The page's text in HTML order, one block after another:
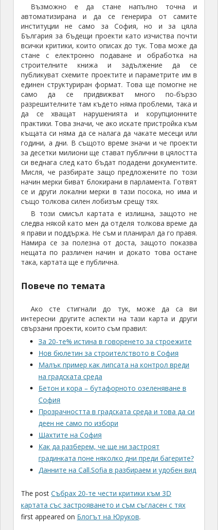
Възможно е да стане напълно точна и
автоматизирана и да се генерира от самите
институции не само за София, но и за цяла
България за бъдещи проекти като изчиства почти
всички критики, които описах до тук. Това може да
стане с електронно подаване и обработка на
строителните книжа и задължение да се
публикуват схемите проектите и параметрите им в
единен структуриран формат. Това ще помогне не
само да се придвижват много по-бързо
разрешителните там където няма проблеми, така и
да се хващат нарушенията и корупционните
практики. Това значи, че ако искате пристройка към
къщата си няма да се налага да чакате месеци или
години, а дни. В същото време значи и че проекти
за десетки милиони ще стават публични в цялостта
си веднага след като бъдат подадени документите.
Мисля, че разбирате защо предложените по този
начин мерки биват блокирани в парламента. Готвят
се и други локални мерки в тази посока, но има и
също толкова силен лобизъм срещу тях.
В този смисъл картата е излишна, защото не
следва някой като мен да отделя толкова време да
я прави и поддържа. Не съм и планирал да го правя.
Намира се за полезна от доста, защото показва
нещата по различен начин и докато това остане
така, картата ще е публична.
Повече по темата
Ако сте стигнали до тук, може да са ви
интересни другите аспекти на тази карта и други
свързани проекти, които съм правил:
За 20-те% истина в говоренето за строежите
Нов бюлетин за строителството в София
Малък пример как липсата на контрол вреди
на градската среда
Бетон и кора – бутафорното озеленяване в
София
Прозрачността в градската среда и това да си
деен не само по избори
Шахтите на София
Как да разберем, че ще ни застроят
градинката поне няколко дни преди багерите?
Данните на Call.Sofia в разбираем и удобен вид
The post Събрах 20-те чести критики към 3D
картата със застрояването и съм съгласен с тях
first appeared on Блогът на Юруков.